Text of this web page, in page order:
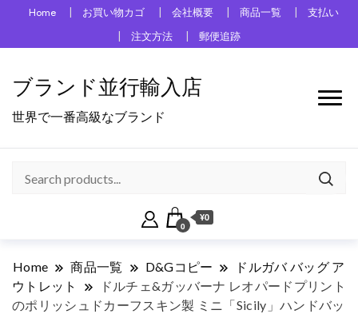
Home お買い物カゴ 会社概要 商品一覧
支払い
注文方法
郵便追跡
ブランド並行輸入店
世界で一番高級なブランド
0
¥0
Home 商品一覧 D&Gコピー
ドルガバ バッグ ア
ウトレット
ドルチェ&ガッバーナ レオパードプリント
のポリッシュドカーフスキン製 ミニ「Sicily」ハンドバッ